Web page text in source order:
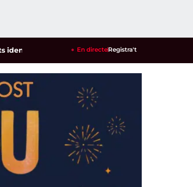
en un dispositiu policial contra la
En directeRegistra't